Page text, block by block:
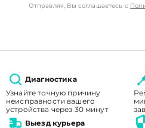
Отправляя, Вы соглашаетесь с
Диагностика
Узнайте точную причину
неисправности вашего
устройства через 30 минут
Выезд курьера